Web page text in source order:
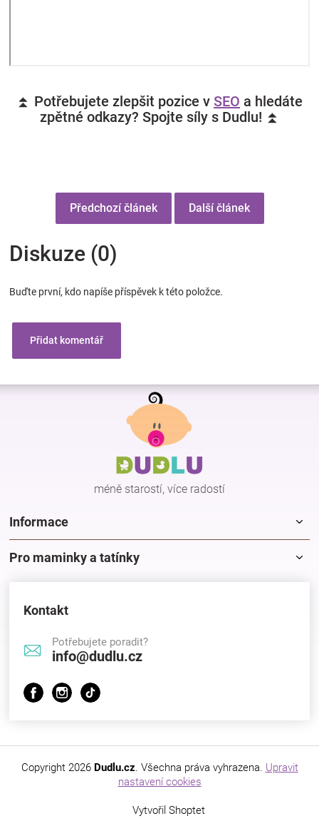
⏫ Potřebujete zlepšit pozice v SEO a hledáte
zpětné odkazy? Spojte síly s Dudlu! ⏫
Předchozí článek Další článek
Diskuze (0)
Buďte první, kdo napíše příspěvek k této položce.
Přidat komentář
Z
méně starostí, více radostí
Informace
Pro maminky a tatínky
Kontakt
Potřebujete poradit?
info@dudlu.cz
Vytvořil Shoptet
Copyright 2026 Dudlu.cz. Všechna práva vyhrazena. Upravit
nastavení cookies